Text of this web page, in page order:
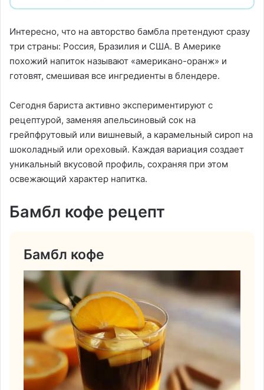
Интересно, что на авторство бамбла претендуют сразу
три страны: Россия, Бразилия и США. В Америке
похожий напиток называют «американо-оранж» и
готовят, смешивая все ингредиенты в блендере.
Сегодня бариста активно экспериментируют с
рецептурой, заменяя апельсиновый сок на
грейпфрутовый или вишневый, а карамельный сироп на
шоколадный или ореховый. Каждая вариация создает
уникальный вкусовой профиль, сохраняя при этом
освежающий характер напитка.
Бамбл кофе рецепт
Бамбл кофе